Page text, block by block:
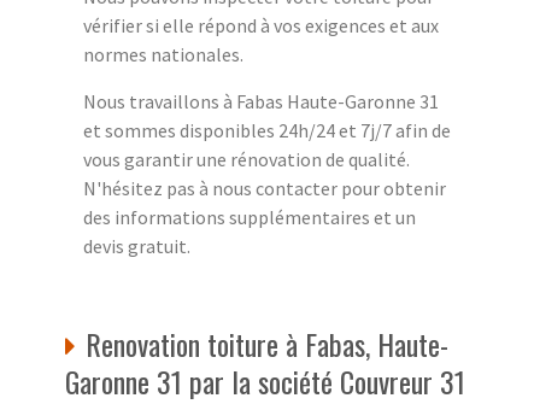
vérifier si elle répond à vos exigences et aux
normes nationales.
Nous travaillons à Fabas Haute-Garonne 31
et sommes disponibles 24h/24 et 7j/7 afin de
vous garantir une rénovation de qualité.
N'hésitez pas à nous contacter pour obtenir
des informations supplémentaires et un
devis gratuit.
Renovation toiture à Fabas, Haute-
Garonne 31 par la société Couvreur 31